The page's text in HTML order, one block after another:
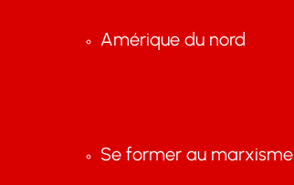
Amérique du nord
Se former au marxisme